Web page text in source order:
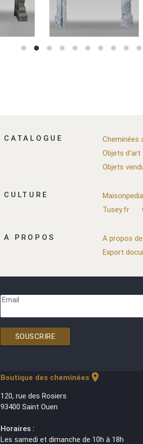
CATALOGUE Cheminées
Objets d'art
Objets
CULTURE Maisonpedia
Tusey.fr
A PROPOS A propos
Export
Email
SOUSCRIRE
Boutique des cheminéeslocation_on
120, rue des Rosiers
93400 Saint Ouen
Horaires :
Les samedi et dimanche de 10h à 18h